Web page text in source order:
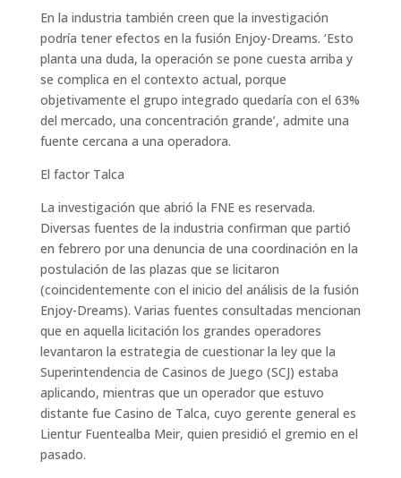
En la industria también creen que la investigación
podría tener efectos en la fusión Enjoy-Dreams. ‘Esto
planta una duda, la operación se pone cuesta arriba y
se complica en el contexto actual, porque
objetivamente el grupo integrado quedaría con el 63%
del mercado, una concentración grande’, admite una
fuente cercana a una operadora.
El factor Talca
La investigación que abrió la FNE es reservada.
Diversas fuentes de la industria confirman que partió
en febrero por una denuncia de una coordinación en la
postulación de las plazas que se licitaron
(coincidentemente con el inicio del análisis de la fusión
Enjoy-Dreams). Varias fuentes consultadas mencionan
que en aquella licitación los grandes operadores
levantaron la estrategia de cuestionar la ley que la
Superintendencia de Casinos de Juego (SCJ) estaba
aplicando, mientras que un operador que estuvo
distante fue Casino de Talca, cuyo gerente general es
Lientur Fuentealba Meir, quien presidió el gremio en el
pasado.